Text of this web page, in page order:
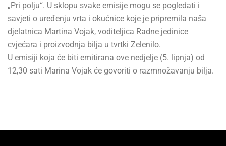
„Pri polju“. U sklopu svake emisije mogu se pogledati i
savjeti o uređenju vrta i okućnice koje je pripremila naša
djelatnica Martina Vojak, voditeljica Radne jedinice
cvjećara i proizvodnja bilja u tvrtki Zelenilo.
U emisiji koja će biti emitirana ove nedjelje (5. lipnja) od
12,30 sati Marina Vojak će govoriti o razmnožavanju bilja.